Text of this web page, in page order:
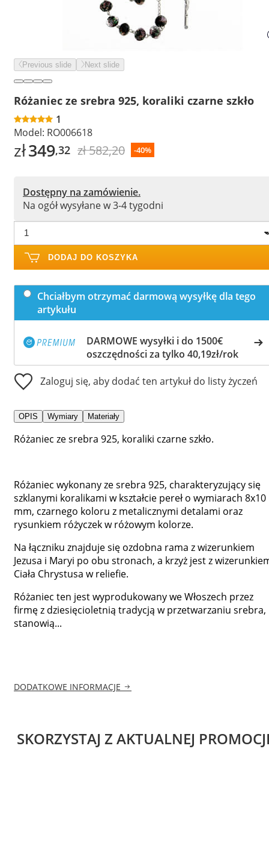
Previous slide Next slide
Różaniec ze srebra 925, koraliki czarne szkło
1
Model: RO006618
zł349,32 zł 582,20 -40%
Dostępny na zamówienie.
Na ogół wysyłane w 3-4 tygodni
DODAJ DO KOSZYKA
Chciałbym otrzymać darmową wysyłkę dla tego
artykułu
DARMOWE wysyłki i do 1500€
oszczędności za tylko 40,19zł/rok
Zaloguj się, aby dodać ten artykuł do listy życzeń
OPIS Wymiary Materiały
Różaniec ze srebra 925, koraliki czarne szkło.
Różaniec wykonany ze srebra 925, charakteryzujący się
szklanymi koralikami w kształcie pereł o wymiarach 8x10
mm, czarnego koloru z metalicznymi detalami oraz
rysunkiem różyczek w różowym kolorze.
Na łączniku znajduje się ozdobna rama z wizerunkiem
Jezusa i Maryi po obu stronach, a krzyż jest z
Ciała Chrystusa w reliefie.
Różaniec ten jest wyprodukowany we Włoszech przez
firmę z dziesięcioletnią tradycją w przetwarzaniu srebra,
stanowią...
DODATKOWE INFORMACJE
SKORZYSTAJ Z AKTUALNEJ